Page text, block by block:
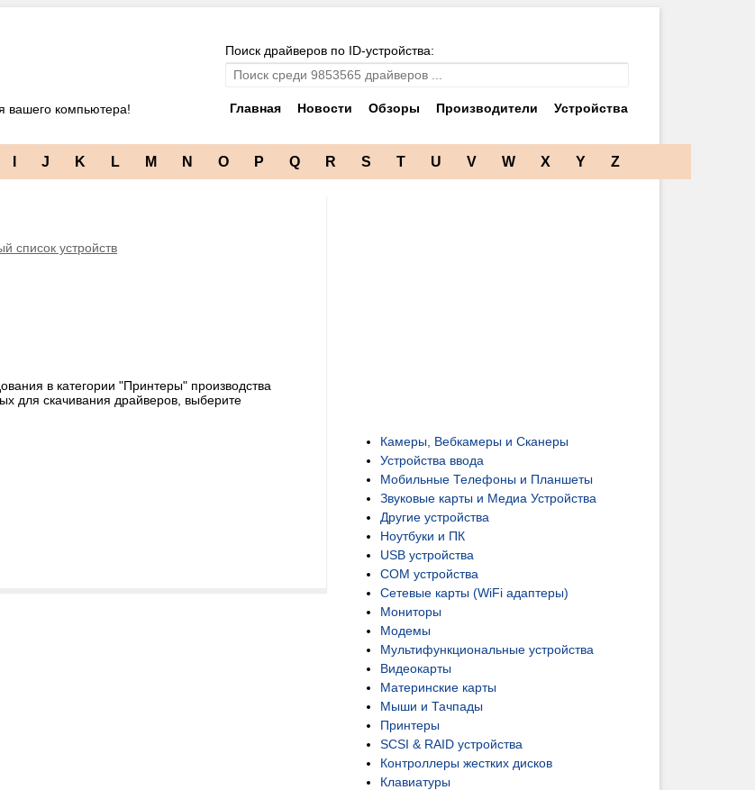
вашего компьютера!
Поиск драйверов по ID-устройства:
Главная Новости Обзоры Производители Устройства
J K L M N O P Q R S T U V W X Y Z
список устройств
в категории "Принтеры" производства
для скачивания драйверов, выберите
Камеры, Вебкамеры и Сканеры
Устройства ввода
Мобильные Телефоны и Планшеты
Звуковые карты и Медиа Устройства
Другие устройства
Ноутбуки и ПК
USB устройства
COM устройства
Сетевые карты (WiFi адаптеры)
Мониторы
Модемы
Мультифункциональные устройства
Видеокарты
Материнские карты
Мыши и Тачпады
Принтеры
SCSI & RAID устройства
Контроллеры жестких дисков
Клавиатуры